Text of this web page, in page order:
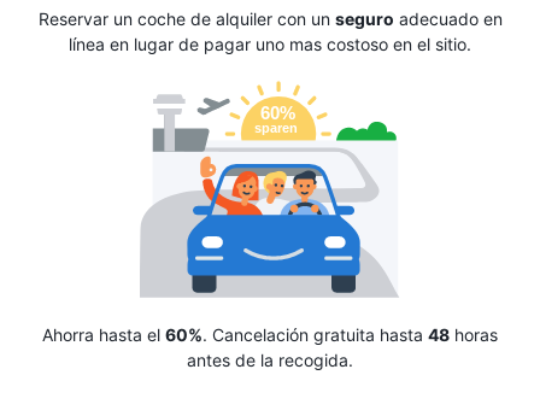
Reservar un coche de alquiler con un seguro adecuado en
línea en lugar de pagar uno mas costoso en el sitio.
Ahorra hasta el 60%. Cancelación gratuita hasta 48 horas
antes de la recogida.